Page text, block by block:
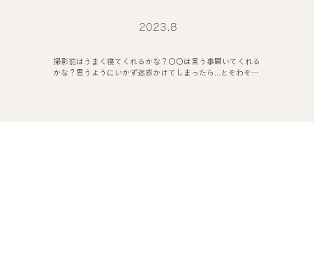
​2023.8
撮影前はうまく寝てくれるかな？〇〇は言う事聞いてくれる
かな？思うようにいかず迷惑かけてしまったら...とそわそわ